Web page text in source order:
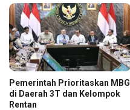
Pemerintah Prioritaskan MBG
di Daerah 3T dan Kelompok
Rentan